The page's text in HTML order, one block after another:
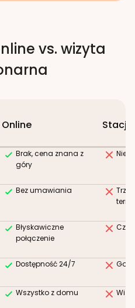
vs. wizyta
Online
Brak, cena znana z
góry
Bez umawiania
Błyskawiczne
połączenie
Dostępność 24/7
Wszystko z domu